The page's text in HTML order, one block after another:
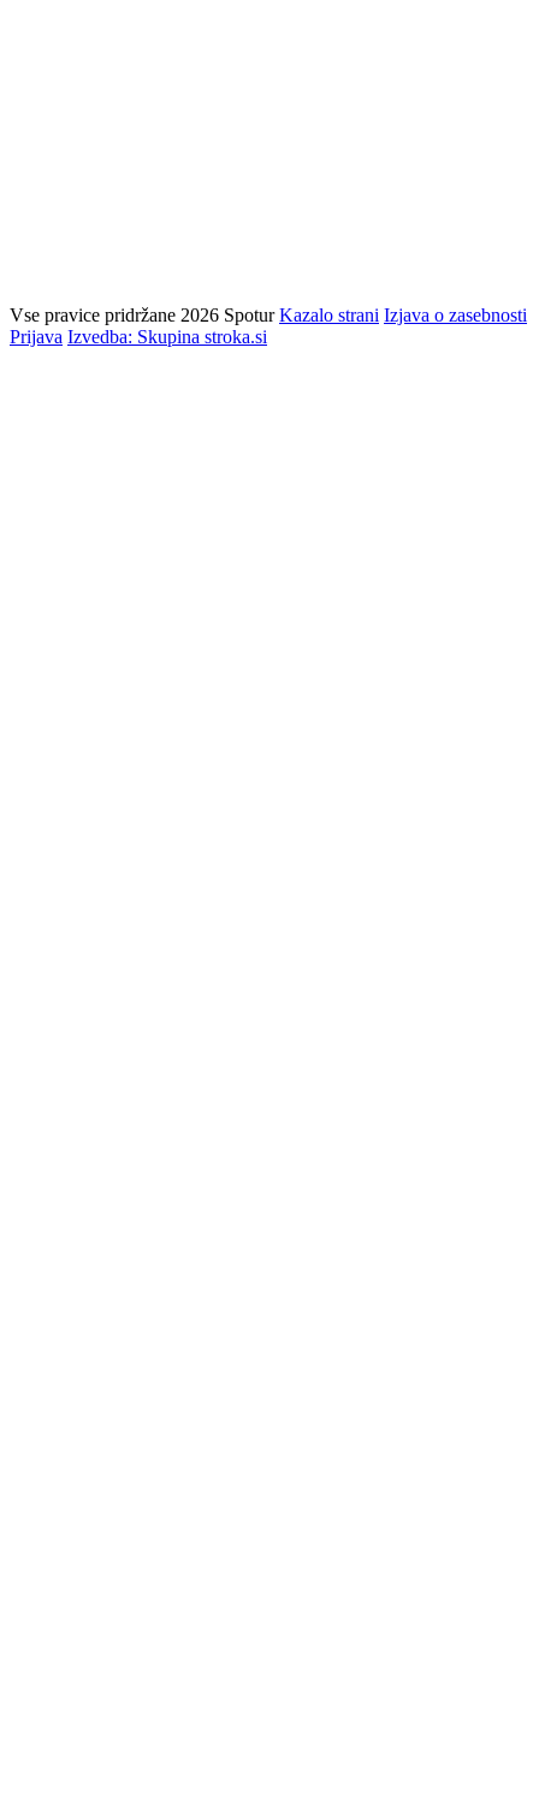
Vse pravice pridržane 2026 Spotur Kazalo strani Izjava o zasebnosti
Prijava Izvedba: Skupina stroka.si